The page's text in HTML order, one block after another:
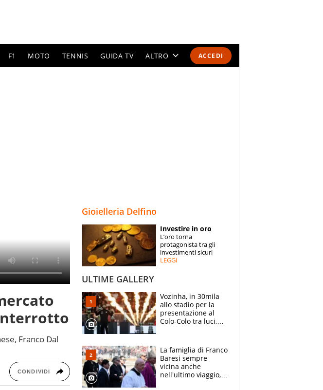
ACCEDI
F1 MOTO TENNIS GUIDA TV ALTRO
SPECIALI
ESPERTI
Franco Dal
CONDIVIDI
Gioielleria Delfino
Investire in oro
L’oro torna
protagonista tra gli
investimenti sicuri
LEGGI
ULTIME GALLERY
Vozinha, in 30mila
allo stadio per la
presentazione al
Colo-Colo tra luci,
La famiglia di Franco
Baresi sempre
vicina anche
nell'ultimo viaggio,